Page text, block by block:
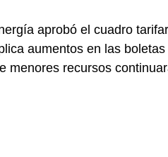
aprobó el cuadro
aumentos en las
menores recursos